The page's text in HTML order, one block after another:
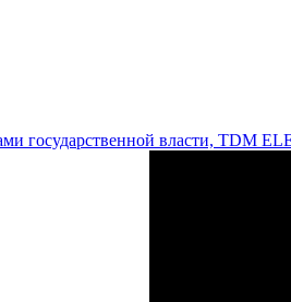
государственной власти, TDM